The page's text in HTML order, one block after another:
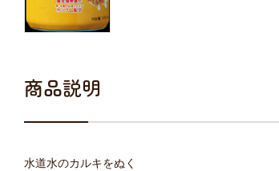
商品説明
水道水のカルキをぬく